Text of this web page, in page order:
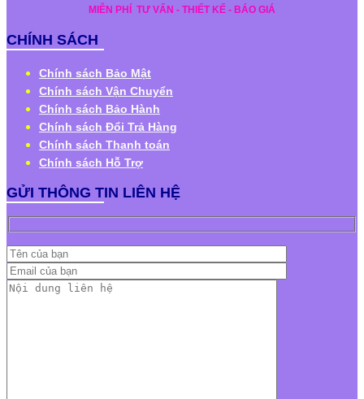
MIỄN PHÍ TƯ VẤN - THIẾT KẾ - BÁO GIÁ
CHÍNH SÁCH
Chính sách Bảo Mật
Chính sách Vận Chuyển
Chính sách Bảo Hành
Chính sách Đổi Trả Hàng
Chính sách Thanh toán
Chính sách Hỗ Trợ
GỬI THÔNG TIN LIÊN HỆ